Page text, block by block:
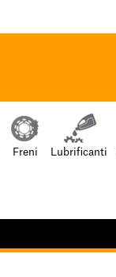
Freni Lubrificanti